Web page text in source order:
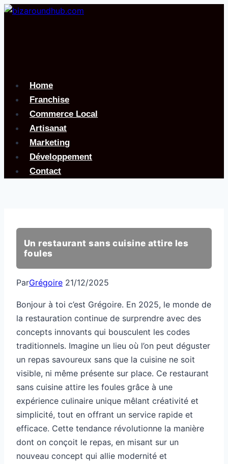
Aller
Home
Franchise
Commerce Local
Artisanat
Marketing
Développement
Contact
Un restaurant sans cuisine attire les
foules
ParGrégoire 21/12/2025
Bonjour à toi c’est Grégoire. En 2025, le monde de
la restauration continue de surprendre avec des
concepts innovants qui bousculent les codes
traditionnels. Imagine un lieu où l’on peut déguster
un repas savoureux sans que la cuisine ne soit
visible, ni même présente sur place. Ce restaurant
sans cuisine attire les foules grâce à une
expérience culinaire unique mêlant créativité et
simplicité, tout en offrant un service rapide et
efficace. Cette tendance révolutionne la manière
dont on conçoit le repas, en misant sur un
nouveau concept qui allie modernité et